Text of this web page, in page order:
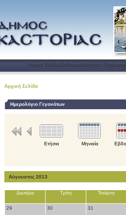
Αρχική ΣελίδαΣύνδεσμοιΧρήσιμες
Αρχική Σελίδα
Ημερολόγιο Γεγονότων
Ετήσια Μηνιαία
Αύγουστος 2013
Δευτέρα Τρίτη Τετάρτη
29 30 31